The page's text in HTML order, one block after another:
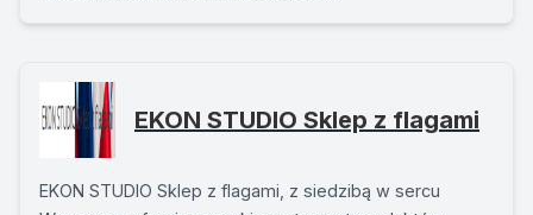
EKON STUDIO Sklep z flagami
EKON STUDIO Sklep z flagami, z siedzibą w sercu